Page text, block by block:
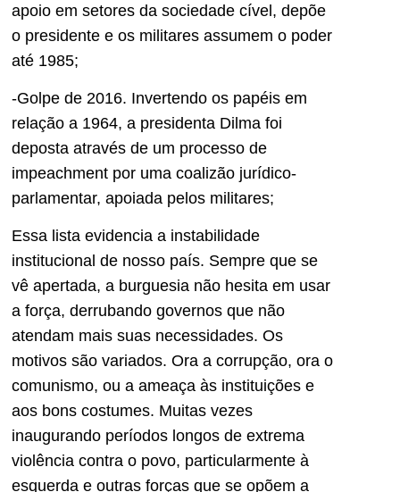
apoio em setores da sociedade cível, depõe
o presidente e os militares assumem o poder
até 1985;
-Golpe de 2016. Invertendo os papéis em
relação a 1964, a presidenta Dilma foi
deposta através de um processo de
impeachment por uma coalizão jurídico-
parlamentar, apoiada pelos militares;
Essa lista evidencia a instabilidade
institucional de nosso país. Sempre que se
vê apertada, a burguesia não hesita em usar
a força, derrubando governos que não
atendam mais suas necessidades. Os
motivos são variados. Ora a corrupção, ora o
comunismo, ou a ameaça às instituições e
aos bons costumes. Muitas vezes
inaugurando períodos longos de extrema
violência contra o povo, particularmente à
esquerda e outras forças que se opõem a